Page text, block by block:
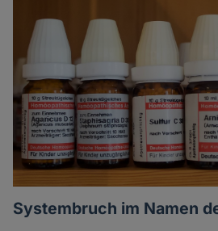
Systembruch im Namen